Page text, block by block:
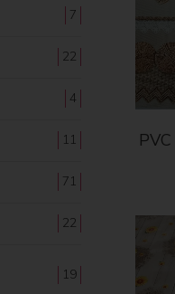
7
22
4
11
71
22
19